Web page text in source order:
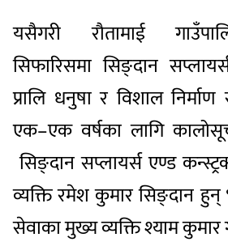
यसैगरी रौतामाई
सिफारिसमा सिङ्दान
प्रालि धनुषा र विशाल
एक–एक वर्षका लागि
सिङ्दान सप्लायर्स एण्ड
व्यक्ति रमेश कुमार सिङ्दान हुन्
सेवाका मुख्य व्यक्ति श्याम कुमार